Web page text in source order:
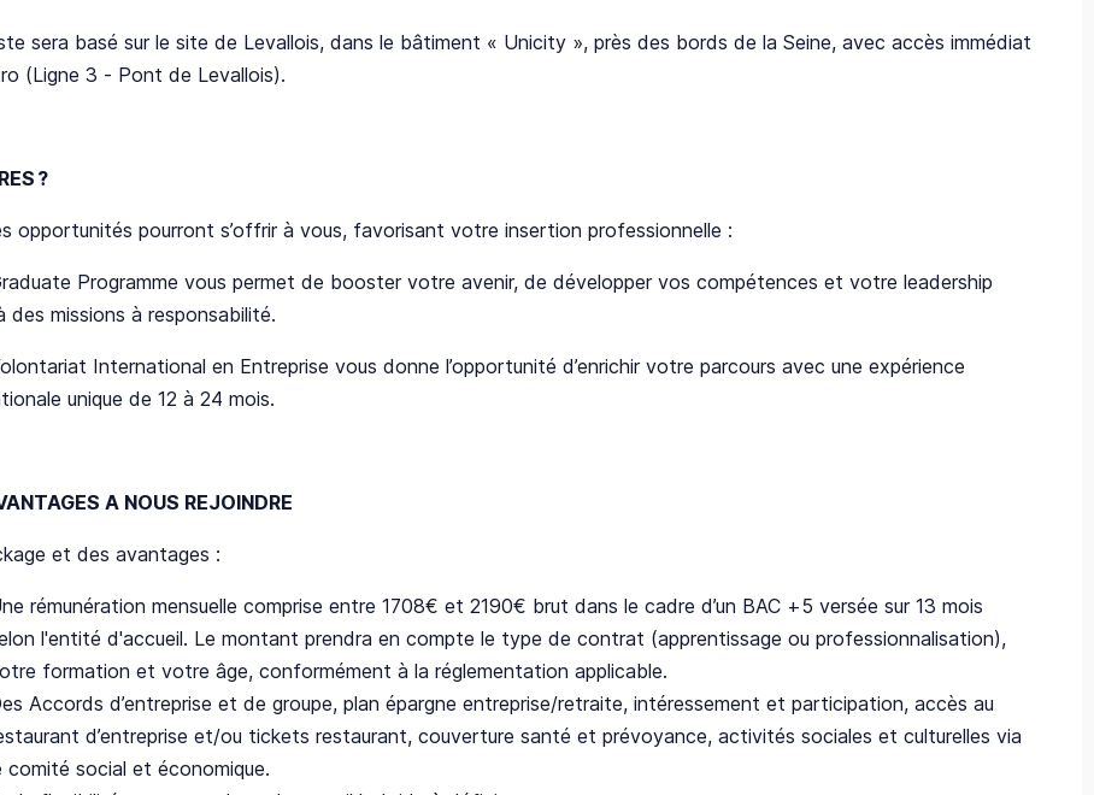
sera basé sur le site de Levallois, dans le bâtiment « Unicity », près des bords de la Seine, avec accès immédiat
(Ligne 3 - Pont de Levallois).
?
opportunités pourront s’offrir à vous, favorisant votre insertion professionnelle :
Programme vous permet de booster votre avenir, de développer vos compétences et votre leadership
des missions à responsabilité.
International en Entreprise vous donne l’opportunité d’enrichir votre parcours avec une expérience
unique de 12 à 24 mois.
A NOUS REJOINDRE
et des avantages :
rémunération mensuelle comprise entre 1708€ et 2190€ brut dans le cadre d’un BAC +5 versée sur 13 mois
l'entité d'accueil. Le montant prendra en compte le type de contrat (apprentissage ou professionnalisation),
formation et votre âge, conformément à la réglementation applicable.
Accords d’entreprise et de groupe, plan épargne entreprise/retraite, intéressement et participation, accès au
d’entreprise et/ou tickets restaurant, couverture santé et prévoyance, activités sociales et culturelles via
comité social et économique.